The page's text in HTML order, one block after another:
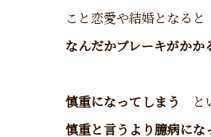
こと恋愛や結婚となると
なんだかブレーキがかか
慎重になってしまう
と
慎重と言うより臆病にな